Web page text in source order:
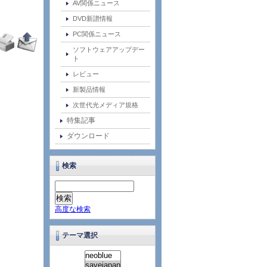
AV関係ニュース
DVD新譜情報
PC関係ニュース
ソフトウェアアップデー
ト
レビュー
新製品情報
次世代光メディア規格
特集記事
ダウンロード
検索
高度な検索
テーマ選択